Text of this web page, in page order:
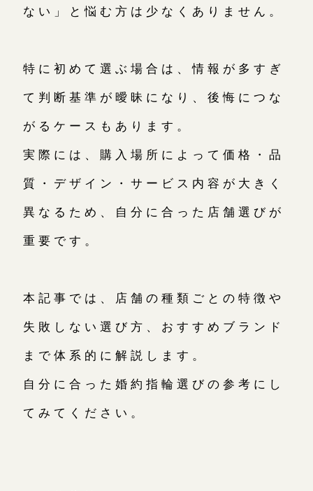
ない」と悩む方は少なくありません。
特に初めて選ぶ場合は、情報が多すぎ
て判断基準が曖昧になり、後悔につな
がるケースもあります。
実際には、購入場所によって価格・品
質・デザイン・サービス内容が大きく
異なるため、自分に合った店舗選びが
重要です。
本記事では、店舗の種類ごとの特徴や
失敗しない選び方、おすすめブランド
まで体系的に解説します。
自分に合った婚約指輪選びの参考にし
てみてください。
オーダーメイド ご予約